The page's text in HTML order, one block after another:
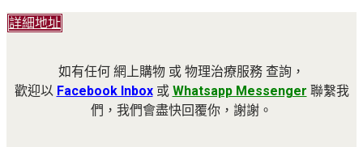
詳細地址
如有任何 網上購物 或 物理治療服務 查詢，
歡迎以 Facebook Inbox或 Whatsapp Messenger 聯繫我
們，我們會盡快回覆你，謝謝。